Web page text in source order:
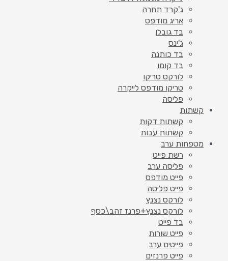
ג'קרד תחרה
אריג מודפס
בד גובלן
ג'ינס
בד כותנה
בד קומו
לורקס טריקו
טריקו מודפס לייקרה
פליסה
קשתות
קשתות דקות
קשתות עבות
מטפחות ערב
רשת פייט
פליסה ערב
פייט מודפס
פייט פליסה
לורקס נצנץ
לורקס נצנץ+פרנז זהב\כסף
בד פייט
פייט שורות
פייטים ערב
פייט פרנזים